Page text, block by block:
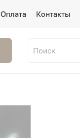
Оплата Контакты